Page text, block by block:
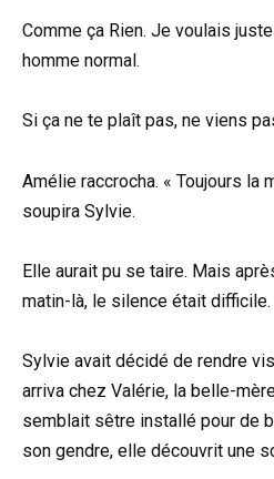
Comme ça Rien. Je voulais
homme normal.
Si ça ne te plaît pas, ne viens
Amélie raccrocha. « Toujours la
soupira Sylvie.
Elle aurait pu se taire. Mais
matin-là, le silence était difficile.
Sylvie avait décidé de rendre
arriva chez Valérie, la belle-
semblait sêtre installé pour de
son gendre, elle découvrit une